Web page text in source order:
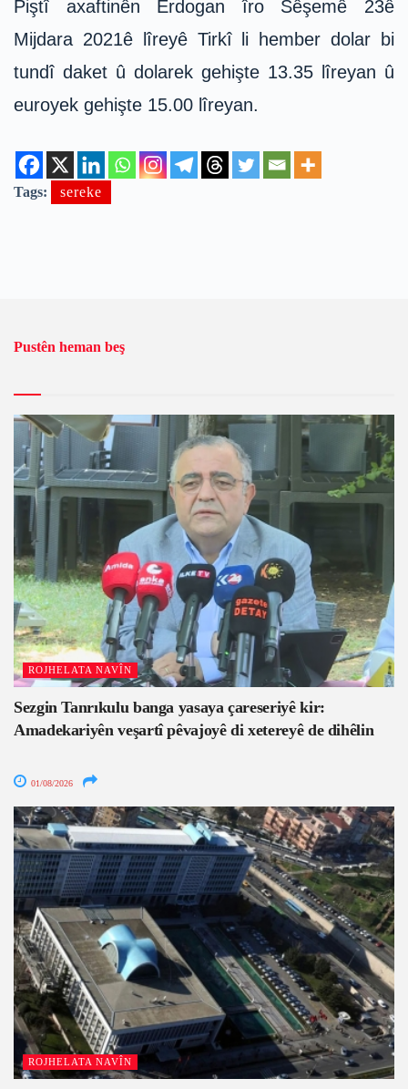
Piştî axaftinên Erdogan îro Sêşemê 23ê
Mijdara 2021ê lîreyê Tirkî li hember dolar bi
tundî daket û dolarek gehişte 13.35 lîreyan û
euroyek gehişte 15.00 lîreyan.
Tags: sereke
Pustên heman beş
ROJHELATA NAVÎN
Sezgin Tanrıkulu banga yasaya çareseriyê kir:
Amadekariyên veşartî pêvajoyê di xetereyê de dihêlin
01/08/2026
ROJHELATA NAVÎN